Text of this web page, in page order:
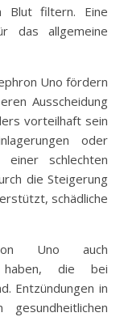
Blut filtern. Eine
das allgemeine
Uno fördern
Ausscheidung
vorteilhaft sein
oder
schlechten
die Steigerung
schädliche
Uno auch
haben, die bei
Entzündungen in